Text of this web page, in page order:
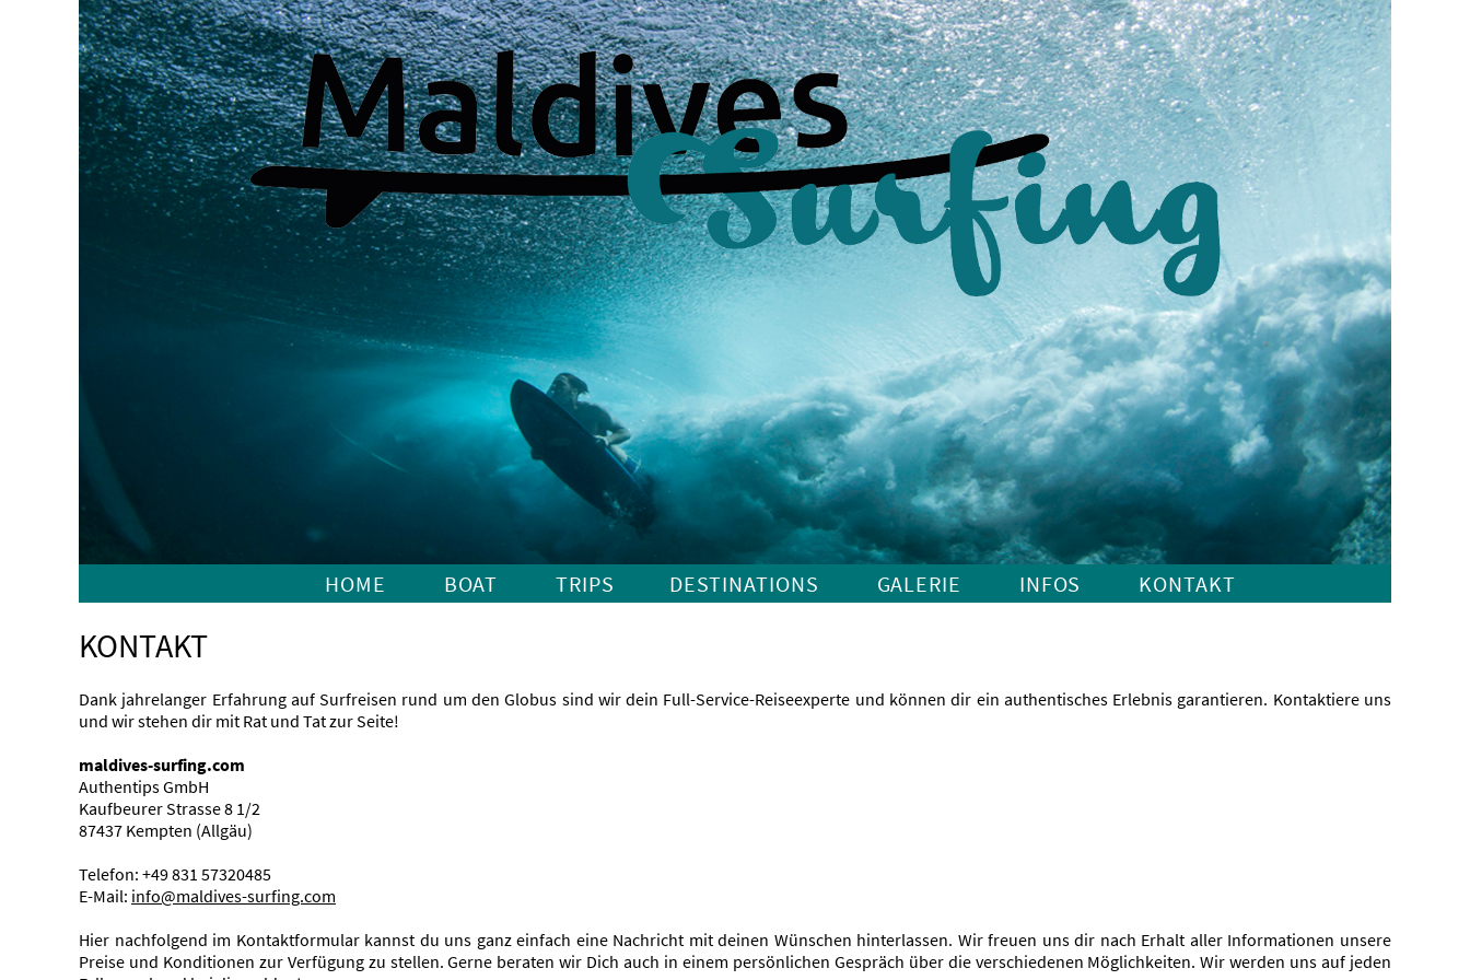
HOME BOAT TRIPS
Navigation
überspringen
DESTINATIONS GALERIE INFOS KONTAKT
KONTAKT
Dank jahrelanger Erfahrung auf Surfreisen rund um den Globus sind wir dein Full-Service-Reiseexperte und können dir ein authentisches Erlebnis garantieren. Kontaktiere uns
und wir stehen dir mit Rat und Tat zur Seite!
maldives-surfing.com
Authentips GmbH
Kaufbeurer Strasse 8 1/2
87437 Kempten (Allgäu)
Telefon: +49 831 57320485
E-Mail: info@maldives-surfing.com
Hier nachfolgend im Kontaktformular kannst du uns ganz einfach eine Nachricht mit deinen Wünschen hinterlassen. Wir freuen uns dir nach Erhalt aller Informationen unsere
Preise und Konditionen zur Verfügung zu stellen. Gerne beraten wir Dich auch in einem persönlichen Gespräch über die verschiedenen Möglichkeiten. Wir werden uns auf jeden